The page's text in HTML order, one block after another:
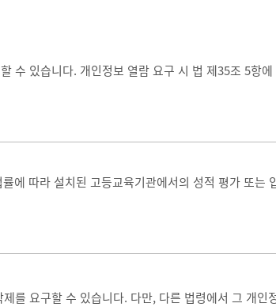
수 있습니다. 개인정보 열람 요구 시 법 제35조 5항
에 따라 설치된 고등교육기관에서의 성적 평가 또는
를 요구할 수 있습니다. 다만, 다른 법령에서 그 개인